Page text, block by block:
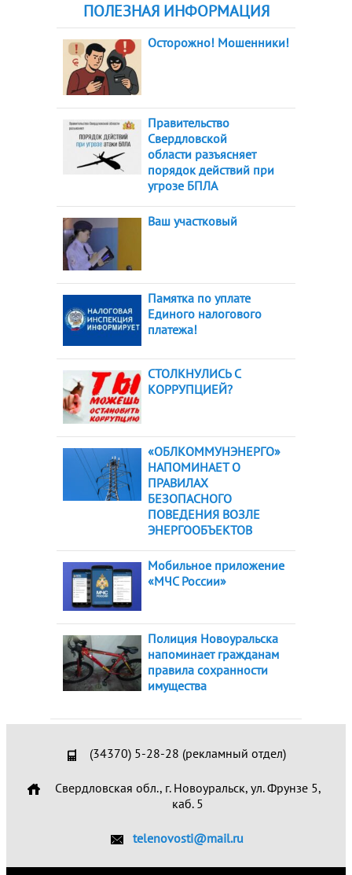
ПОЛЕЗНАЯ ИНФОРМАЦИЯ
Осторожно! Мошенники!
Правительство
Свердловской
области разъясняет
порядок действий при
угрозе БПЛА
Ваш участковый
Памятка по уплате
Единого налогового
платежа!
СТОЛКНУЛИСЬ С
КОРРУПЦИЕЙ?
«ОБЛКОММУНЭНЕРГО»
НАПОМИНАЕТ О
ПРАВИЛАХ
БЕЗОПАСНОГО
ПОВЕДЕНИЯ ВОЗЛЕ
ЭНЕРГООБЪЕКТОВ
Мобильное приложение
«МЧС России»
Полиция Новоуральска
напоминает гражданам
правила сохранности
имущества
(34370) 5-28-28 (рекламный отдел)
Свердловская обл., г. Новоуральск, ул. Фрунзе 5,
каб. 5
telenovosti@mail.ru